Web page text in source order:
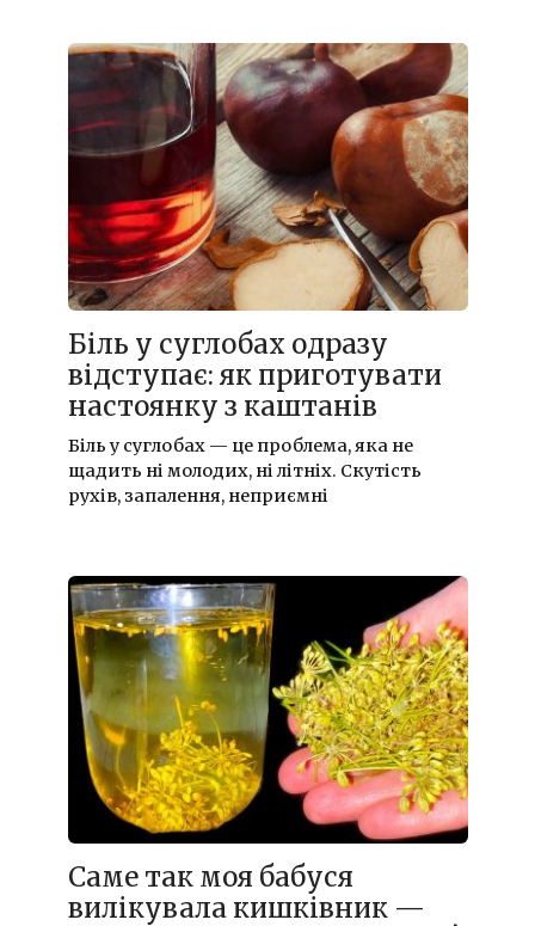
Біль у суглобах одразу
відступає: як приготувати
настоянку з каштанів
Біль у суглобах — це проблема, яка не
щадить ні молодих, ні літніх. Скутість
рухів, запалення, неприємні
Саме так моя бабуся
вилікувала кишківник —